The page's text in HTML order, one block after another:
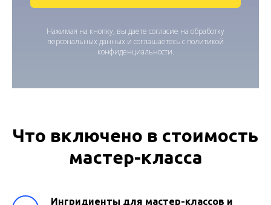
Нажимая на кнопку, вы даете согласие на обработку
персональных данных и соглашаетесь c политикой
конфиденциальности.
Что включено в стоимость
мастер-класса
Ингридиенты для мастер-классов и